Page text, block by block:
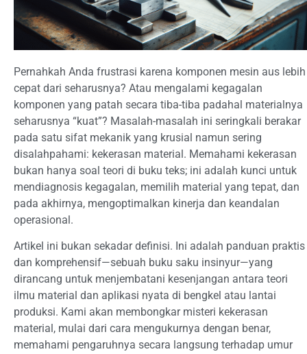
Pernahkah Anda frustrasi karena komponen mesin aus lebih
cepat dari seharusnya? Atau mengalami kegagalan
komponen yang patah secara tiba-tiba padahal materialnya
seharusnya “kuat”? Masalah-masalah ini seringkali berakar
pada satu sifat mekanik yang krusial namun sering
disalahpahami: kekerasan material. Memahami kekerasan
bukan hanya soal teori di buku teks; ini adalah kunci untuk
mendiagnosis kegagalan, memilih material yang tepat, dan
pada akhirnya, mengoptimalkan kinerja dan keandalan
operasional.
Artikel ini bukan sekadar definisi. Ini adalah panduan praktis
dan komprehensif—sebuah buku saku insinyur—yang
dirancang untuk menjembatani kesenjangan antara teori
ilmu material dan aplikasi nyata di bengkel atau lantai
produksi. Kami akan membongkar misteri kekerasan
material, mulai dari cara mengukurnya dengan benar,
memahami pengaruhnya secara langsung terhadap umur